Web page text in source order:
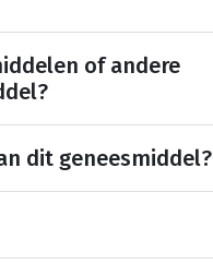
of andere
dit geneesmiddel?